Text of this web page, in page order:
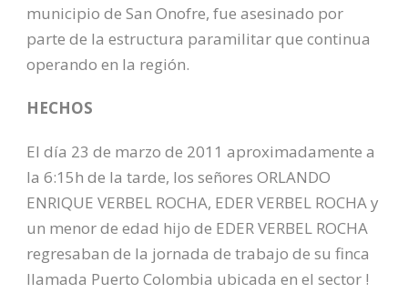
municipio de San Onofre, fue asesinado por
parte de la estructura paramilitar que continua
operando en la región.
HECHOS
El día 23 de marzo de 2011 aproximadamente a
la 6:15h de la tarde, los señores ORLANDO
ENRIQUE VERBEL ROCHA, EDER VERBEL ROCHA y
un menor de edad hijo de EDER VERBEL ROCHA
regresaban de la jornada de trabajo de su finca
llamada Puerto Colombia ubicada en el sector !